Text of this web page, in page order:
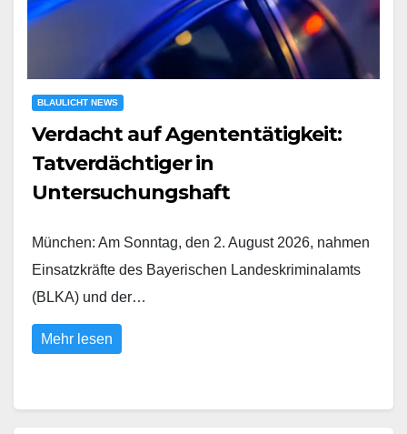
BLAULICHT NEWS
Verdacht auf Agententätigkeit:
Tatverdächtiger in
Untersuchungshaft
München: Am Sonntag, den 2. August 2026, nahmen
Einsatzkräfte des Bayerischen Landeskriminalamts
(BLKA) und der…
Mehr lesen